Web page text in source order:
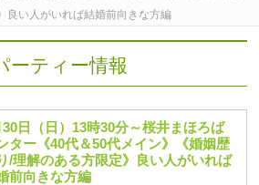
良い人がいれば結婚前向きな方編
ティー情報
30日（日）13時30分～桜井まほろば
ター《40代＆50代メイン》《婚姻歴
/理解のある方限定》良い人がいれば
前向きな方編